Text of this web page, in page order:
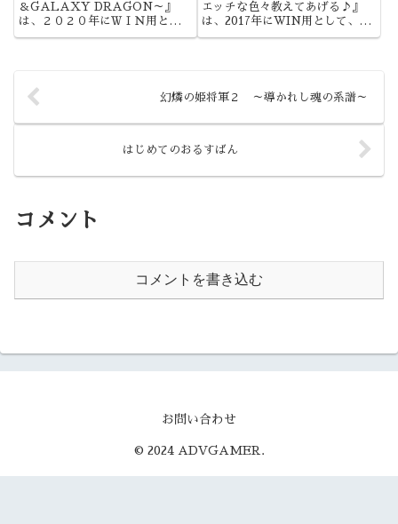
＆GALAXY DRAGON～』
は、２０２０年にＷＩＮ用とし
て、TOKYOTOONから発売さ
た。
エッチな色々教えてあげる♪』
は、2017年にWIN用として、マ
ウントポジションから発売されま
幻燐の姫将軍２ ～導かれし魂の系譜～
はじめてのおるすばん
コメント
コメントを書き込む
お問い合わせ
© 2024 ADVGAMER.